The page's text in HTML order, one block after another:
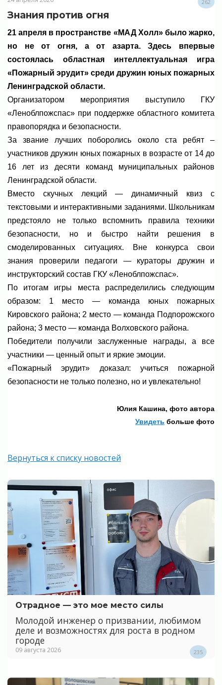
262
Знания против огня
21 апреля в пространстве «МАД Холл» было жарко,
но не от огня, а от азарта. Здесь впервые
состоялась областная интеллектуальная игра
«Пожарный эрудит» среди дружин юных пожарных
Ленинградской области.
Организатором мероприятия выступило ГКУ
«Леноблпожспас» при поддержке областного комитета
правопорядка и безопасности.
За звание лучших поборолись около ста ребят –
участников дружин юных пожарных в возрасте от 14 до
16 лет из десяти команд муниципальных районов
Ленинградской области.
Вместо скучных лекций — динамичный квиз с
текстовыми и интерактивными заданиями. Школьникам
предстояло не только вспомнить правила техники
безопасности, но и быстро найти решения в
смоделированных ситуациях. Вне конкурса свои
знания проверили педагоги — кураторы дружин и
инструкторский состав ГКУ «Леноблпожспас».
По итогам игры места распределились следующим
образом: 1 место — команда юных пожарных
Кировского района; 2 место — команда Подпорожского
района; 3 место — команда Волховского района.
Победители получили заслуженные награды, а все
участники — ценный опыт и яркие эмоции.
«Пожарный эрудит» доказал: учиться пожарной
безопасности не только полезно, но и увлекательно!
Юлия Кашина, фото автора
Увидеть больше фото
Вернуться к списку новостей
Отрадное — это мое место силы
Молодой инженер о призвании, любимом
деле и возможностях для роста в родном
городе
09 августа 2026 235